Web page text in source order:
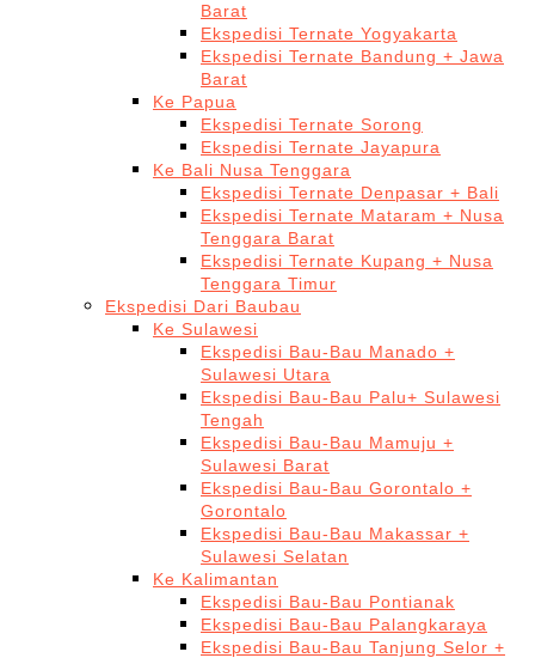
Barat
Ekspedisi Ternate Yogyakarta
Ekspedisi Ternate Bandung + Jawa
Barat
Ke Papua
Ekspedisi Ternate Sorong
Ekspedisi Ternate Jayapura
Ke Bali Nusa Tenggara
Ekspedisi Ternate Denpasar + Bali
Ekspedisi Ternate Mataram + Nusa
Tenggara Barat
Ekspedisi Ternate Kupang + Nusa
Tenggara Timur
Ekspedisi Dari Baubau
Ke Sulawesi
Ekspedisi Bau-Bau Manado +
Sulawesi Utara
Ekspedisi Bau-Bau Palu+ Sulawesi
Tengah
Ekspedisi Bau-Bau Mamuju +
Sulawesi Barat
Ekspedisi Bau-Bau Gorontalo +
Gorontalo
Ekspedisi Bau-Bau Makassar +
Sulawesi Selatan
Ke Kalimantan
Ekspedisi Bau-Bau Pontianak
Ekspedisi Bau-Bau Palangkaraya
Ekspedisi Bau-Bau Tanjung Selor +